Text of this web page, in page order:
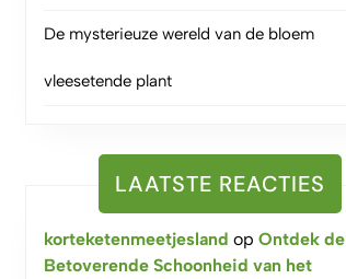
De mysterieuze wereld van de bloem
vleesetende plant
LAATSTE REACTIES
korteketenmeetjesland op Ontdek de
Betoverende Schoonheid van het